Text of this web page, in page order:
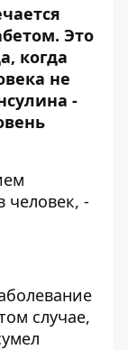
Это
когда
не
-
человек, -
случае,